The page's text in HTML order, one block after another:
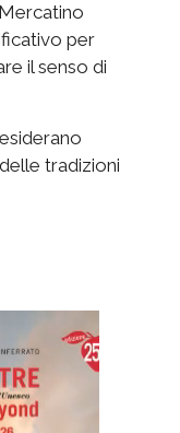
per
il senso di
tradizioni